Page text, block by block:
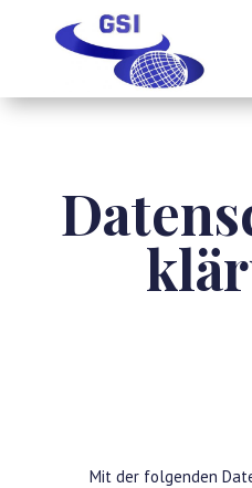
Mit der folgenden